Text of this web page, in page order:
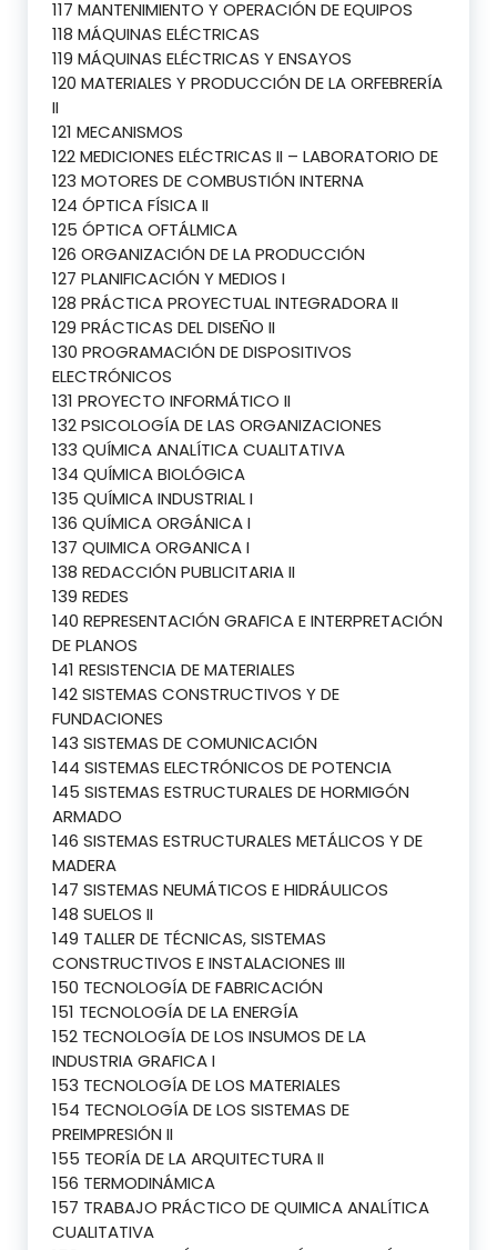
117 MANTENIMIENTO Y OPERACIÓN DE EQUIPOS
118 MÁQUINAS ELÉCTRICAS
119 MÁQUINAS ELÉCTRICAS Y ENSAYOS
120 MATERIALES Y PRODUCCIÓN DE LA ORFEBRERÍA
II
121 MECANISMOS
122 MEDICIONES ELÉCTRICAS II – LABORATORIO DE
123 MOTORES DE COMBUSTIÓN INTERNA
124 ÓPTICA FÍSICA II
125 ÓPTICA OFTÁLMICA
126 ORGANIZACIÓN DE LA PRODUCCIÓN
127 PLANIFICACIÓN Y MEDIOS I
128 PRÁCTICA PROYECTUAL INTEGRADORA II
129 PRÁCTICAS DEL DISEÑO II
130 PROGRAMACIÓN DE DISPOSITIVOS
ELECTRÓNICOS
131 PROYECTO INFORMÁTICO II
132 PSICOLOGÍA DE LAS ORGANIZACIONES
133 QUÍMICA ANALÍTICA CUALITATIVA
134 QUÍMICA BIOLÓGICA
135 QUÍMICA INDUSTRIAL I
136 QUÍMICA ORGÁNICA I
137 QUIMICA ORGANICA I
138 REDACCIÓN PUBLICITARIA II
139 REDES
140 REPRESENTACIÓN GRAFICA E INTERPRETACIÓN
DE PLANOS
141 RESISTENCIA DE MATERIALES
142 SISTEMAS CONSTRUCTIVOS Y DE
FUNDACIONES
143 SISTEMAS DE COMUNICACIÓN
144 SISTEMAS ELECTRÓNICOS DE POTENCIA
145 SISTEMAS ESTRUCTURALES DE HORMIGÓN
ARMADO
146 SISTEMAS ESTRUCTURALES METÁLICOS Y DE
MADERA
147 SISTEMAS NEUMÁTICOS E HIDRÁULICOS
148 SUELOS II
149 TALLER DE TÉCNICAS, SISTEMAS
CONSTRUCTIVOS E INSTALACIONES III
150 TECNOLOGÍA DE FABRICACIÓN
151 TECNOLOGÍA DE LA ENERGÍA
152 TECNOLOGÍA DE LOS INSUMOS DE LA
INDUSTRIA GRAFICA I
153 TECNOLOGÍA DE LOS MATERIALES
154 TECNOLOGÍA DE LOS SISTEMAS DE
PREIMPRESIÓN II
155 TEORÍA DE LA ARQUITECTURA II
156 TERMODINÁMICA
157 TRABAJO PRÁCTICO DE QUIMICA ANALÍTICA
CUALITATIVA